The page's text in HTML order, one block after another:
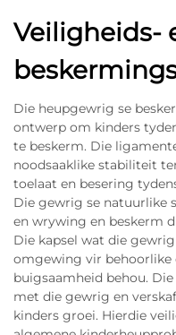
Veiligheids-
Die heupgewrig se
ontwerp om kinders
te beskerm. Die
noodsaaklike stabiliteit
toelaat en besering
Die gewrig se natuurlike
en wrywing en beskerm
Die kapsel wat die
omgewing vir
buigsaamheid behou.
met die gewrig en
kinders groei. Hierdie